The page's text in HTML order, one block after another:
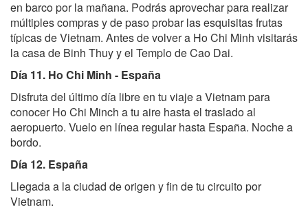
en barco por la mañana. Podrás aprovechar para realizar
múltiples compras y de paso probar las esquisitas frutas
típicas de Vietnam. Antes de volver a Ho Chi Minh visitarás
la casa de Binh Thuy y el Templo de Cao Dai.
Día 11. Ho Chi Minh - España
Disfruta del último día libre en tu viaje a Vietnam para
conocer Ho Chi Minch a tu aire hasta el traslado al
aeropuerto. Vuelo en línea regular hasta España. Noche a
bordo.
Día 12. España
Llegada a la ciudad de origen y fin de tu circuito por
Vietnam.